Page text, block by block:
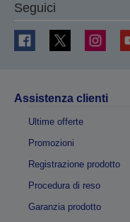
Seguici
Assistenza clienti
Ultime offerte
Promozioni
Registrazione prodotto
Procedura di reso
Garanzia prodotto